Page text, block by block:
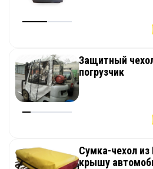
Защитный
погрузчик
Сумка-чехол
крышу